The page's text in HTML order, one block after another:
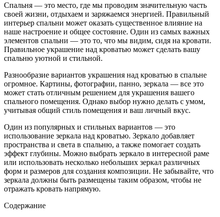
Спальня — это место, где мы проводим значительную часть
своей жизни, отдыхаем и заряжаемся энергией. Правильный
интерьер спальни может оказать существенное влияние на
наше настроение и общее состояние. Один из самых важных
элементов спальни — это то, что мы видим, сидя на кровати.
Правильное украшение над кроватью может сделать вашу
спальню уютной и стильной.
Разнообразие вариантов украшения над кроватью в спальне
огромное. Картины, фотографии, панно, зеркала — все это
может стать отличным решением для украшения вашего
спального помещения. Однако выбор нужно делать с умом,
учитывая общий стиль помещения и ваш личный вкус.
Один из популярных и стильных вариантов — это
использование зеркала над кроватью. Зеркало добавляет
пространства и света в спальню, а также помогает создать
эффект глубины. Можно выбрать зеркало в интересной раме
или использовать несколько небольших зеркал различных
форм и размеров для создания композиции. Не забывайте, что
зеркала должны быть размещены таким образом, чтобы не
отражать кровать напрямую.
Содержание